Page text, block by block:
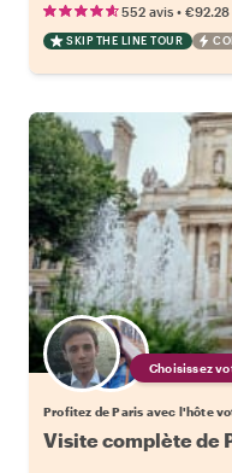
552 avis • €92.28
SKIP THE LINE TOUR
Choisissez
Profitez de Paris avec l'hôte
Visite complète de